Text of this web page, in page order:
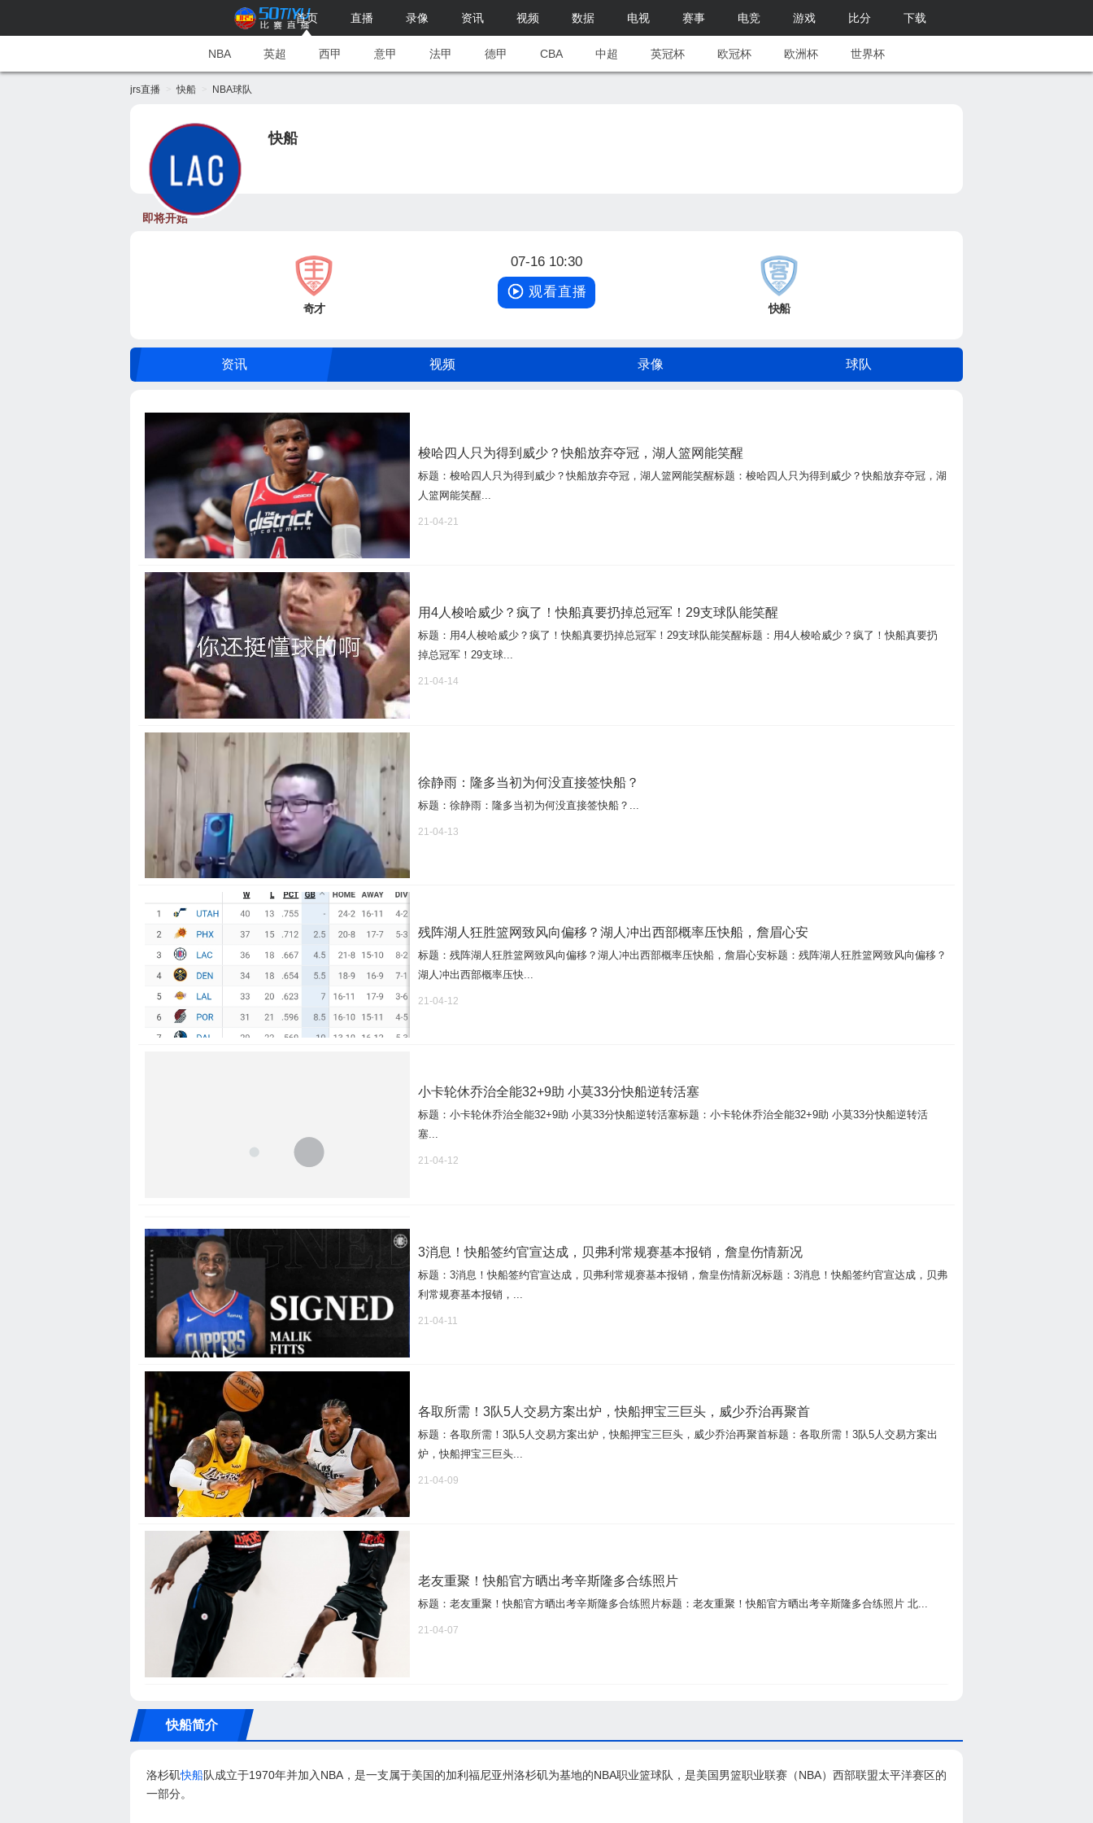
首页 直播 录像 资讯 视频 数据 电视 赛事 电竞 游戏 比分 下载
NBA 英超 西甲 意甲 法甲 德甲 CBA 中超 英冠杯 欧冠杯 欧洲杯 世界杯
jrs直播 快船 NBA球队
快船
即将开始
奇才
07-16 10:30
观看直播
快船
资讯 视频 录像 球队
梭哈四人只为得到威少？快船放弃夺冠，湖人篮网能笑醒
标题：梭哈四人只为得到威少？快船放弃夺冠，湖人篮网能笑醒标题：梭哈四人只为得到威少？快船放弃夺冠，湖
人篮网能笑醒...
21-04-21
用4人梭哈威少？疯了！快船真要扔掉总冠军！29支球队能笑醒
标题：用4人梭哈威少？疯了！快船真要扔掉总冠军！29支球队能笑醒标题：用4人梭哈威少？疯了！快船真要扔
掉总冠军！29支球...
21-04-14
徐静雨：隆多当初为何没直接签快船？
标题：徐静雨：隆多当初为何没直接签快船？...
21-04-13
残阵湖人狂胜篮网致风向偏移？湖人冲出西部概率压快船，詹眉心安
标题：残阵湖人狂胜篮网致风向偏移？湖人冲出西部概率压快船，詹眉心安标题：残阵湖人狂胜篮网致风向偏移？
湖人冲出西部概率压快...
21-04-12
小卡轮休乔治全能32+9助 小莫33分快船逆转活塞
标题：小卡轮休乔治全能32+9助 小莫33分快船逆转活塞标题：小卡轮休乔治全能32+9助 小莫33分快船逆转活
塞...
21-04-12
3消息！快船签约官宣达成，贝弗利常规赛基本报销，詹皇伤情新况
标题：3消息！快船签约官宣达成，贝弗利常规赛基本报销，詹皇伤情新况标题：3消息！快船签约官宣达成，贝弗
利常规赛基本报销，...
21-04-11
各取所需！3队5人交易方案出炉，快船押宝三巨头，威少乔治再聚首
标题：各取所需！3队5人交易方案出炉，快船押宝三巨头，威少乔治再聚首标题：各取所需！3队5人交易方案出
炉，快船押宝三巨头...
21-04-09
老友重聚！快船官方晒出考辛斯隆多合练照片
标题：老友重聚！快船官方晒出考辛斯隆多合练照片标题：老友重聚！快船官方晒出考辛斯隆多合练照片 北...
21-04-07
快船简介
洛杉矶快船队成立于1970年并加入NBA，是一支属于美国的加利福尼亚州洛杉矶为基地的NBA职业篮球队，是美国男篮职业联赛（NBA）西部联盟太平洋赛区的
一部分。